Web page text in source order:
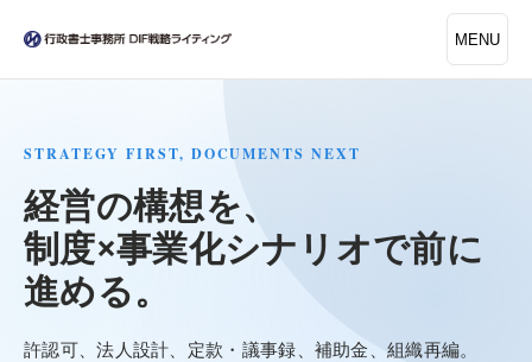
MENU
STRATEGY FIRST, DOCUMENTS NEXT
経営の構想を、
制度×事業化シナリオで前に
進める。
許認可、法人設計、定款・議事録、補助金、組織再編。